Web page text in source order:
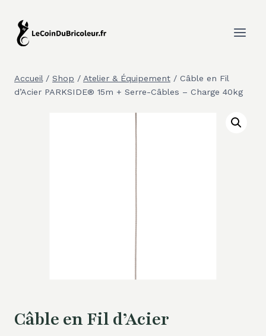
contenu
Accueil / Shop / Atelier & Équipement / Câble en Fil
d’Acier PARKSIDE® 15m + Serre-Câbles – Charge 40kg
Câble en Fil d’Acier